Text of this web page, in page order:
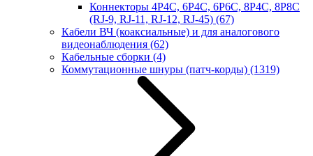
Коннекторы 4P4C, 6P4C, 6P6C, 8P4C, 8P8C
(RJ-9, RJ-11, RJ-12, RJ-45) (67)
Кабели ВЧ (коаксиальные) и для аналогового
видеонаблюдения (62)
Кабельные сборки (4)
Коммутационные шнуры (патч-корды) (1319)